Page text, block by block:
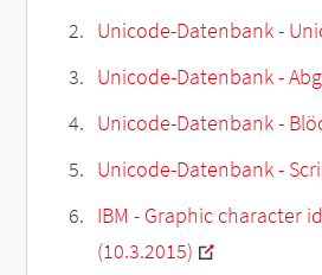
Unicode-Datenbank -
Unicode-Datenbank -
Unicode-Datenbank -
Unicode-Datenbank -
IBM - Graphic character
(10.3.2015)